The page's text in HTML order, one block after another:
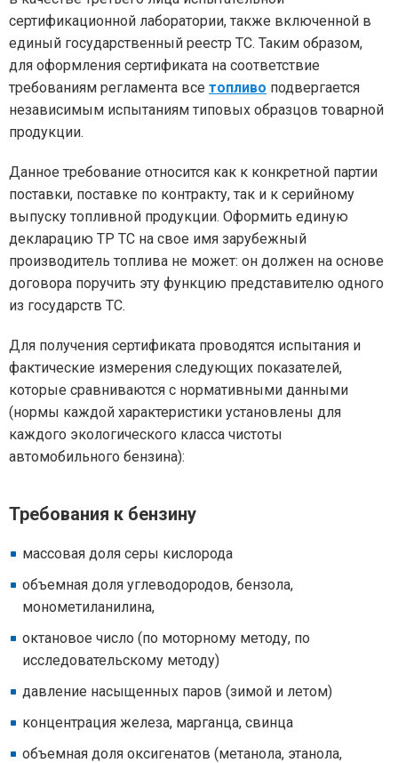
сертификационной лаборатории, также включенной в
единый государственный реестр ТС. Таким образом,
для оформления сертификата на соответствие
требованиям регламента все топливо подвергается
независимым испытаниям типовых образцов товарной
продукции.
Данное требование относится как к конкретной партии
поставки, поставке по контракту, так и к серийному
выпуску топливной продукции. Оформить единую
декларацию ТР ТС на свое имя зарубежный
производитель топлива не может: он должен на основе
договора поручить эту функцию представителю одного
из государств ТС.
Для получения сертификата проводятся испытания и
фактические измерения следующих показателей,
которые сравниваются с нормативными данными
(нормы каждой характеристики установлены для
каждого экологического класса чистоты
автомобильного бензина):
Требования к бензину
массовая доля серы кислорода
объемная доля углеводородов, бензола,
монометиланилина,
октановое число (по моторному методу, по
исследовательскому методу)
давление насыщенных паров (зимой и летом)
концентрация железа, марганца, свинца
объемная доля оксигенатов (метанола, этанола,